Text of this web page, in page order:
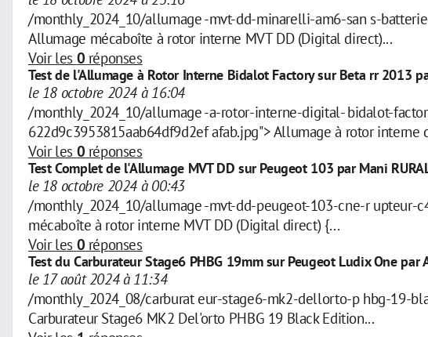
/monthly_2024_10/allumage -mvt-dd-minarelli-am6-san s-
Allumage mécaboîte à rotor interne MVT DD (Digital direct)...
Voir les 0 réponses
Test de l'Allumage à Rotor Interne Bidalot Factory sur Beta rr 2013
le 18 octobre 2024 à 16:04
/monthly_2024_10/allumage -a-rotor-interne-digital- bidalot-
622d9c3953815aab64df9d2ef afab.jpg"> Allumage à rotor interne
Voir les 0 réponses
Test Complet de l'Allumage MVT DD sur Peugeot 103 par Mani
le 18 octobre 2024 à 00:43
/monthly_2024_10/allumage -mvt-dd-peugeot-103-cne-r upteur-
mécaboîte à rotor interne MVT DD (Digital direct) {...
Voir les 0 réponses
Test du Carburateur Stage6 PHBG 19mm sur Peugeot Ludix One par
le 17 août 2024 à 11:34
/monthly_2024_08/carburat eur-stage6-mk2-dellorto-p hbg-19-
Carburateur Stage6 MK2 Del'orto PHBG 19 Black Edition...